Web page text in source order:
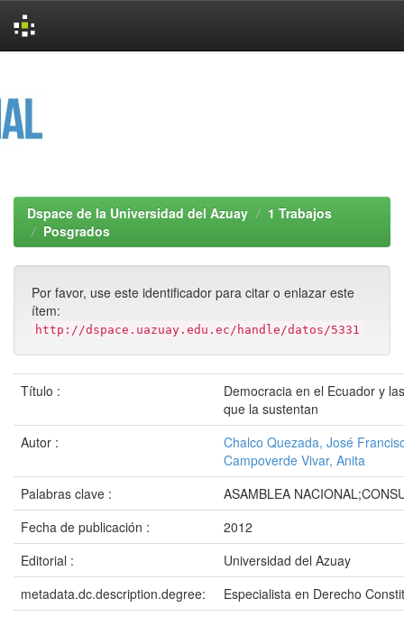
Dspace de la Universidad del Azuay
1 Trabajos
Posgrados
Por favor, use este identificador para citar o enlazar este
ítem:
http://dspace.uazuay.edu.ec/handle/datos/5331
Título :
Democracia en el Ecuador y
que la sustentan
Autor :
Chalco Quezada, José
Campoverde Vivar, Anita
Palabras clave :
ASAMBLEA
Fecha de publicación :
2012
Editorial :
Universidad del Azuay
metadata.dc.description.degree:
Especialista en Derecho